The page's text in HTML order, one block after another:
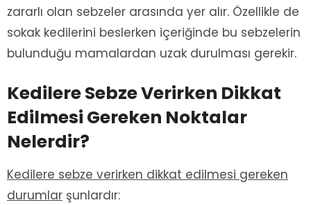
zararlı olan sebzeler arasında yer alır. Özellikle de
sokak kedilerini beslerken içeriğinde bu sebzelerin
bulunduğu mamalardan uzak durulması gerekir.
Kedilere Sebze Verirken Dikkat
Edilmesi Gereken Noktalar
Nelerdir?
Kedilere sebze verirken dikkat edilmesi gereken
durumlar şunlardır: